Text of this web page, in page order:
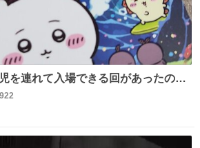
を連れて入場できる回があったので
たんですけど、セイレーンの登場シ
一斉に泣き出してたのがとてもよい